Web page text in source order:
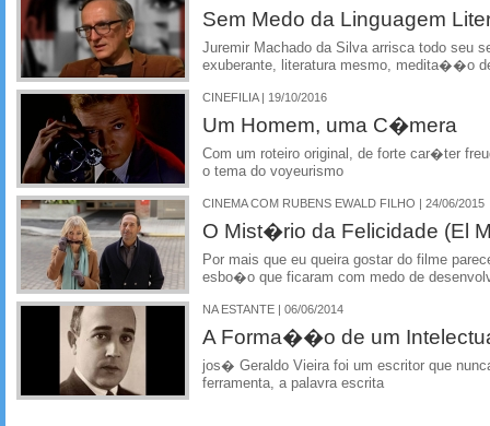
Sem Medo da Linguagem
Juremir Machado da Silva arrisca todo seu
exuberante, literatura mesmo, medita��o
CINEFILIA | 19/10/2016
Um Homem, uma C�mera
Com um roteiro original, de forte car�ter
o tema do voyeurismo
CINEMA COM RUBENS EWALD FILHO | 24/06/2015
O Mist�rio da Felicidade (El
Por mais que eu queira gostar do filme
esbo�o que ficaram com medo de
NA ESTANTE | 06/06/2014
A Forma��o de um
jos� Geraldo Vieira foi um escritor que
ferramenta, a palavra escrita